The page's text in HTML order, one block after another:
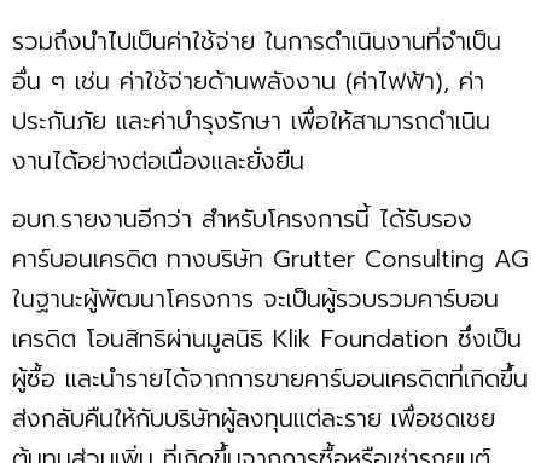
รวมถึงนำไปเป็นค่าใช้จ่าย ในการดำเนินงานที่จำเป็น
อื่น ๆ เช่น ค่าใช้จ่ายด้านพลังงาน (ค่าไฟฟ้า), ค่า
ประกันภัย และค่าบำรุงรักษา เพื่อให้สามารถดำเนิน
งานได้อย่างต่อเนื่องและยั่งยืน
อบก.รายงานอีกว่า สำหรับโครงการนี้ ได้รับรอง
คาร์บอนเครดิต ทางบริษัท Grutter Consulting AG
ในฐานะผู้พัฒนาโครงการ จะเป็นผู้รวบรวมคาร์บอน
เครดิต โอนสิทธิผ่านมูลนิธิ Klik Foundation ซึ่งเป็น
ผู้ซื้อ และนำรายได้จากการขายคาร์บอนเครดิตที่เกิดขึ้น
ส่งกลับคืนให้กับบริษัทผู้ลงทุนแต่ละราย เพื่อชดเชย